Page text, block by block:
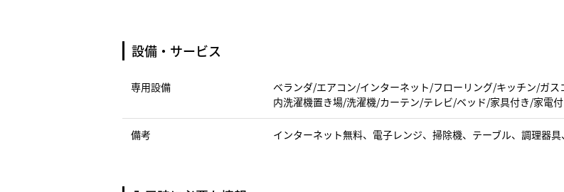
設備・サービス
専用設備
ベランダ/エアコン/インターネット/フローリング/キッチン/ガ
内洗濯機置き場/洗濯機/カーテン/テレビ/ベッド/家具付き/家電
備考 インターネット無料、電子レンジ、掃除機、テーブル、調理器